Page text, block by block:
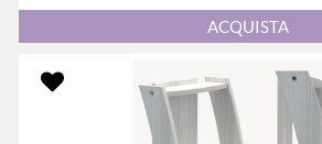
Quantità
ACQUISTA